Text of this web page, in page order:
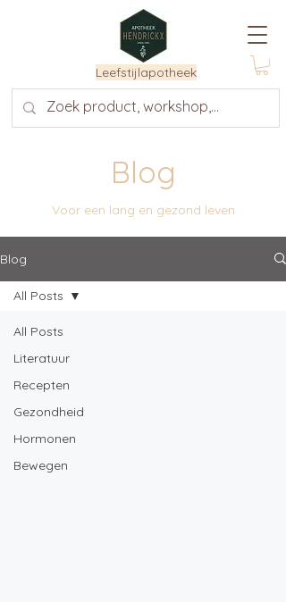
Leefstijlapotheek
Blog
Voor een lang en gezond leven
Blog
All Posts
Literatuur
Recepten
Gezondheid
Hormonen
Bewegen
All Posts